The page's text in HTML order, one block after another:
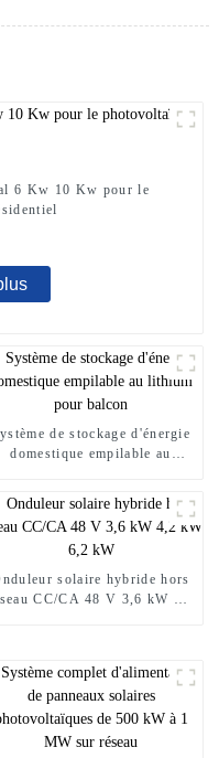
6 Kw 10 Kw pour le
de stockage d'énergie
domestique empilable au
solaire hybride hors
CC/CA 48 V 3,6 kW 4,2